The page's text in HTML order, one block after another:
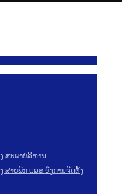
ສະພາບໍລິຫານ
ສາຍພັກ ແລະ ອົງການຈັດຕັ້ງ